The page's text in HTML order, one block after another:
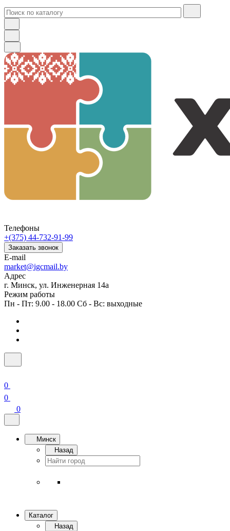
Телефоны
+(375) 44-732-91-99
Заказать звонок
E-mail
market@igcmail.by
Адрес
г. Минск, ул. Инженерная 14а
Режим работы
Пн - Пт: 9.00 - 18.00 Сб - Вс: выходные
0
0
0
Минск
Назад
Каталог
Назад